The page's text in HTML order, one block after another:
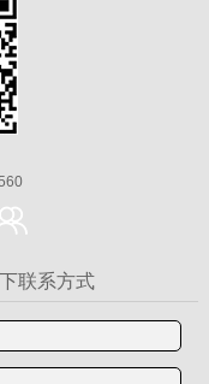
联系方式